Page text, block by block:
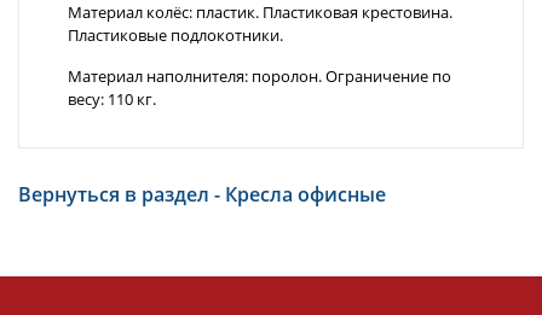
Материал колёс: пластик. Пластиковая крестовина.
Пластиковые подлокотники.
Материал наполнителя: поролон. Ограничение по
весу: 110 кг.
Вернуться в раздел - Кресла офисные